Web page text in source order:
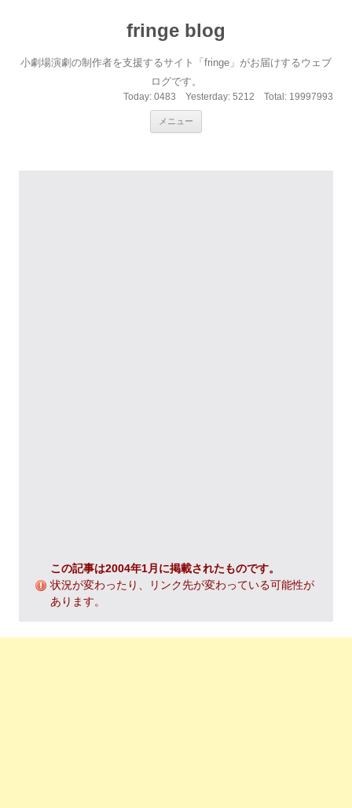
fringe blog
小劇場演劇の制作者を支援するサイト「fringe」がお届けするウェブ
ログです。
Today: 0483 Yesterday: 5212 Total: 19997993
メニュー
この記事は2004年1月に掲載されたものです。
状況が変わったり、リンク先が変わっている可能性が
あります。